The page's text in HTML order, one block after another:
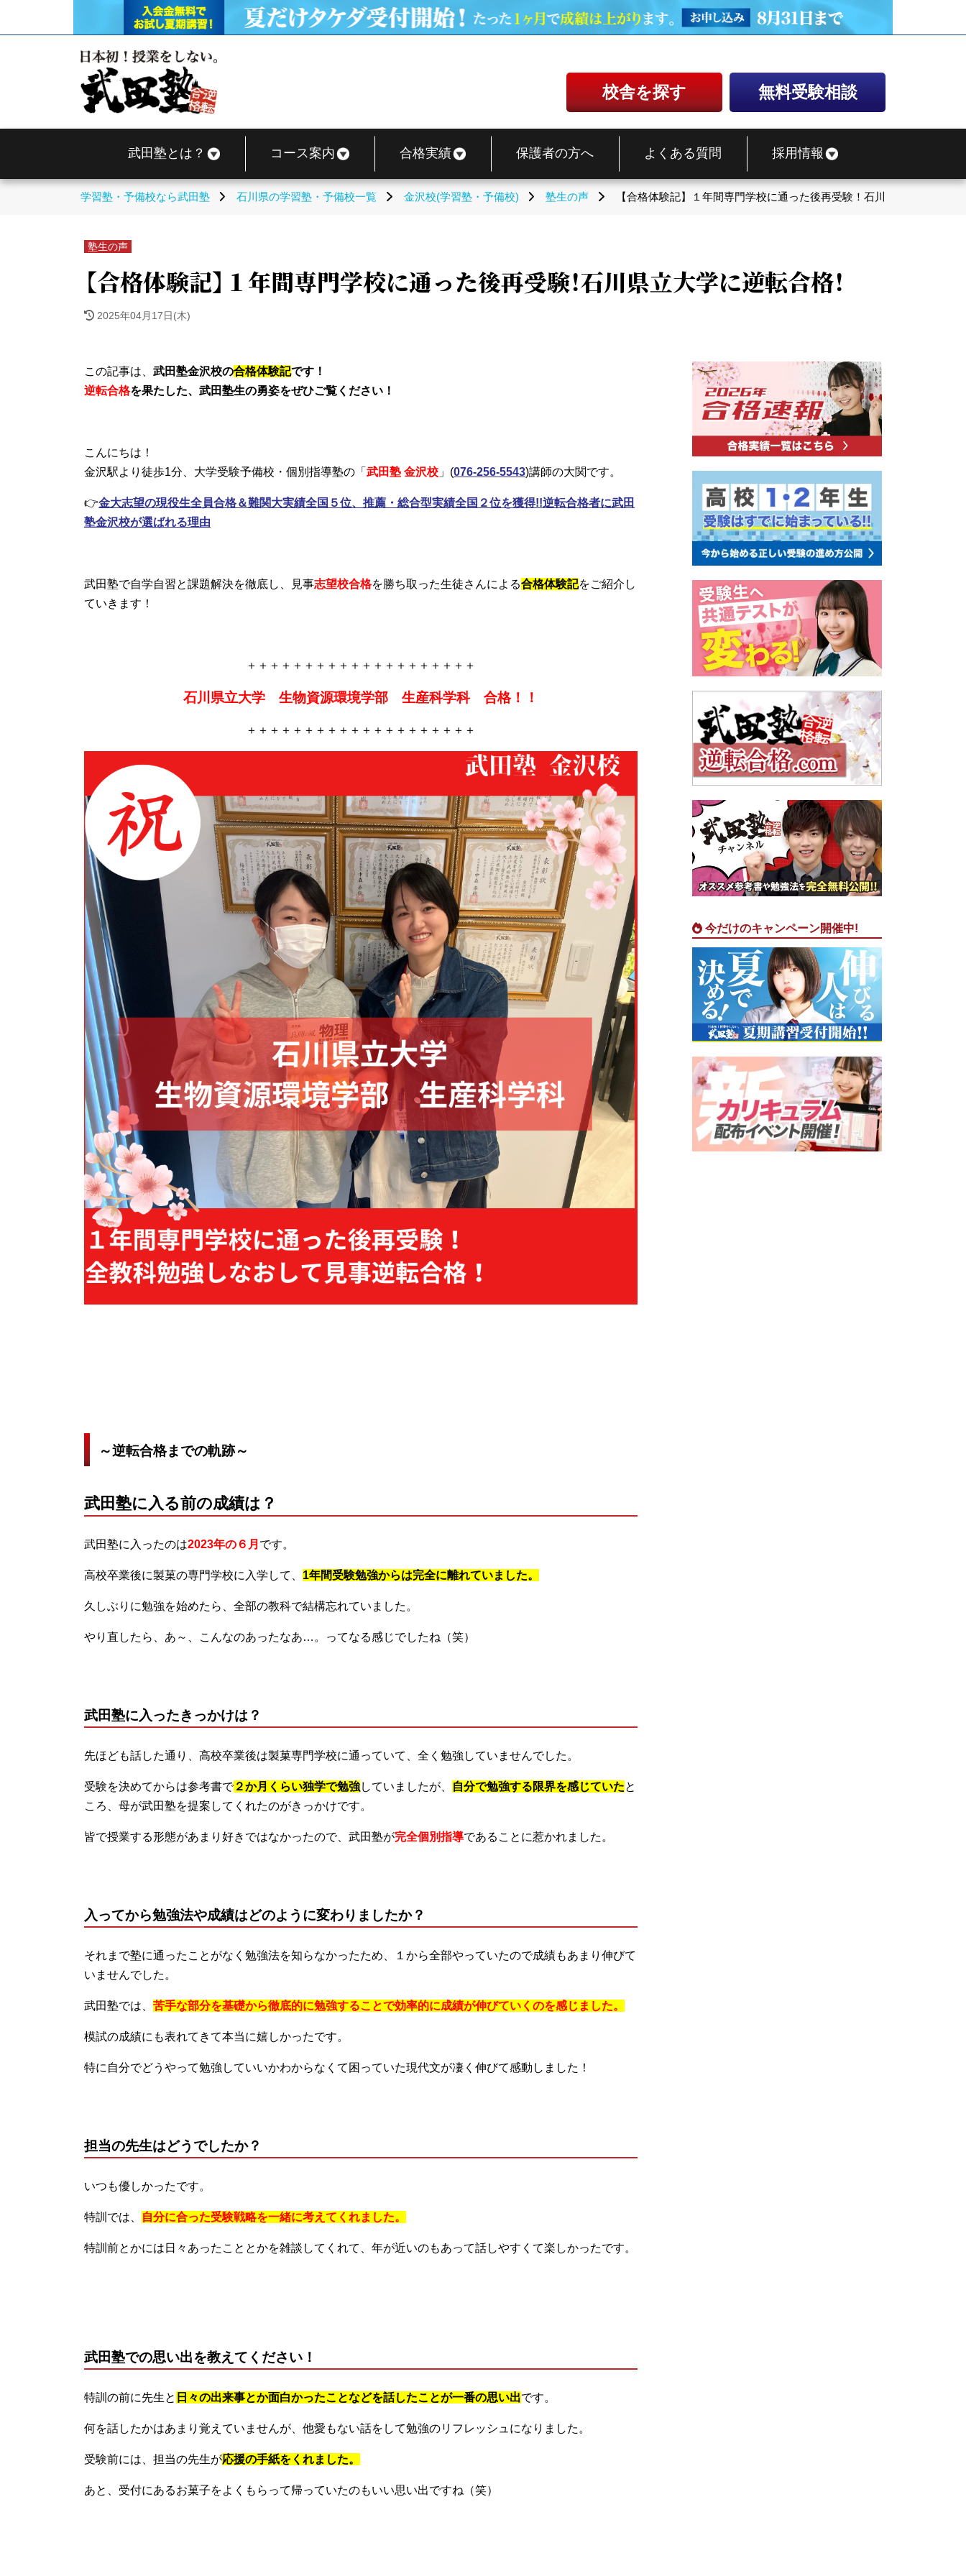
校舎を探す 無料受験相談
武田塾とは？ コース案内 合格実績 保護者の方へ よくある質問 採用情報
学習塾・予備校なら武田塾 石川県の学習塾・予備校一覧 金沢校(学習塾・予備校) 塾生の声 【合格体験記】１年間専門学校に通った後再受験！石川県立大学に逆転
塾生の声
【合格体験記】１年間専門学校に通った後再受験！石川県立大学に逆転合格！
2025年04月17日(木)
この記事は、 武田塾金沢校の合格体験記です！
逆転合格を果たした、武田塾生の勇姿をぜひご覧ください！
こんにちは！
金沢駅より徒歩1分、大学受験予備校・個別指導塾の「 武田塾 金沢校 」(076-256-5543)講師の大関です。
👉金大志望の現役生全員合格＆難関大実績全国５位、推薦・総合型実績全国２位を獲得!!逆転合格者に武田
塾金沢校が選ばれる理由
武田塾で自学自習と課題解決を徹底し、見事志望校合格を勝ち取った生徒さんによる合格体験記をご紹介し
ていきます！
＋＋＋＋＋＋＋＋＋＋＋＋＋＋＋＋＋＋＋＋
石川県立大学 生物資源環境学部 生産科学科 合格！！
＋＋＋＋＋＋＋＋＋＋＋＋＋＋＋＋＋＋＋＋
～逆転合格までの軌跡～
武田塾に入る前の成績は？
武田塾に入ったのは2023年の６月 です。
高校卒業後に製菓の専門学校に入学して、 1年間受験勉強からは完全に離れていました。
久しぶりに勉強を始めたら、 全部の教科で結構忘れていました。
やり直したら、あ～、こんなのあったなあ…。ってなる感じでしたね（笑）
武田塾に入ったきっかけは？
先ほども話した通り、高校卒業後は製菓専門学校に通っていて、全く勉強していませんでした。
受験を決めてからは参考書で ２か月くらい独学で勉強していましたが、 自分で勉強する限界を感じていたと
ころ、 母が武田塾を提案してくれたのがきっかけです。
皆で授業する形態があまり好きではなかったので、武田塾が完全個別指導であることに惹かれました。
入ってから勉強法や成績はどのように変わりましたか？
それまで塾に通ったことがなく勉強法を知らなかったため、
１から全部やっていたので成績もあまり伸びて
いませんでした。
武田塾では、 苦手な部分を基礎から徹底的に勉強することで効率的に成績が伸びていくのを感じました。
模試の成績にも表れてきて本当に嬉しかったです。
特に自分でどうやって勉強していいかわからなくて困っていた現代文が凄く伸びて感動しました！
担当の先生はどうでしたか？
いつも優しかったです。
特訓では、 自分に合った受験戦略を一緒に考えてくれました。
特訓前とかには日々あったこととかを雑談してくれて、年が近いのもあって話しやすくて楽しかったです。
武田塾での思い出を教えてください！
特訓の前に先生と 日々の出来事とか面白かったことなどを話したことが一番の思い出です。
何を話したかはあまり覚えていませんが、他愛もない話をして勉強のリフレッシュになりました。
受験前には、担当の先生が応援の手紙をくれました。
あと、受付にあるお菓子をよくもらって帰っていたのもいい思い出ですね（笑）
今だけのキャンペーン開催中!